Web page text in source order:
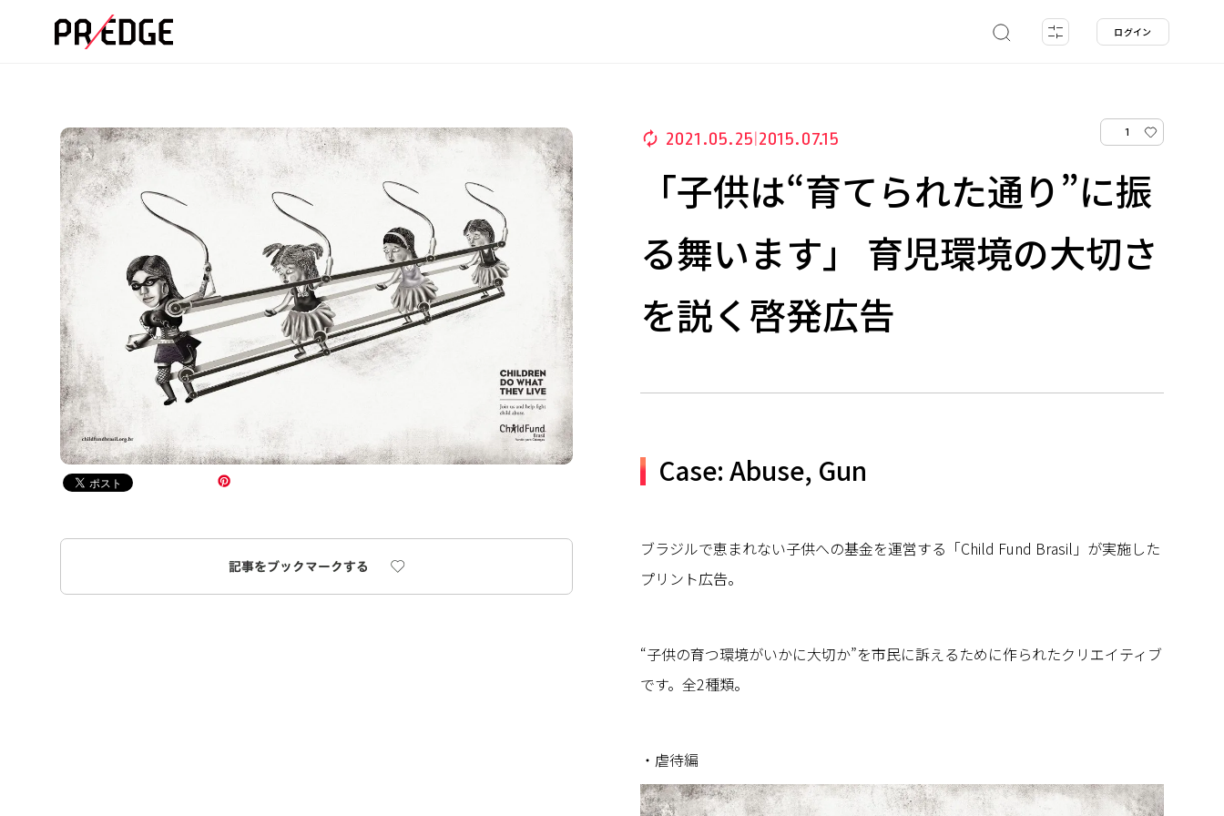
ログイン
2021.05.25 2015.07.15 1
「子供は“育てられた通り”に振
る舞います」 育児環境の大切さ
を説く啓発広告
Case: Abuse, Gun
ブラジルで恵まれない子供への基金を運営する「Child Fund Brasil」が実施した
プリント広告。
“子供の育つ環境がいかに大切か”を市民に訴えるために作られたクリエイティブ
です。全2種類。
・虐待編